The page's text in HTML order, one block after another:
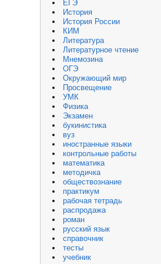
ЕГЭ
История
История России
КИМ
Литература
Литературное чтение
Мнемозина
ОГЭ
Окружающий мир
Просвещение
УМК
Физика
Экзамен
букинистика
вуз
иностранные языки
контрольные работы
математика
методичка
обществознание
практикум
рабочая тетрадь
распродажа
роман
русский язык
справочник
тесты
учебник